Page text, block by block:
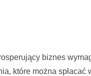
biznes
które można spłacać